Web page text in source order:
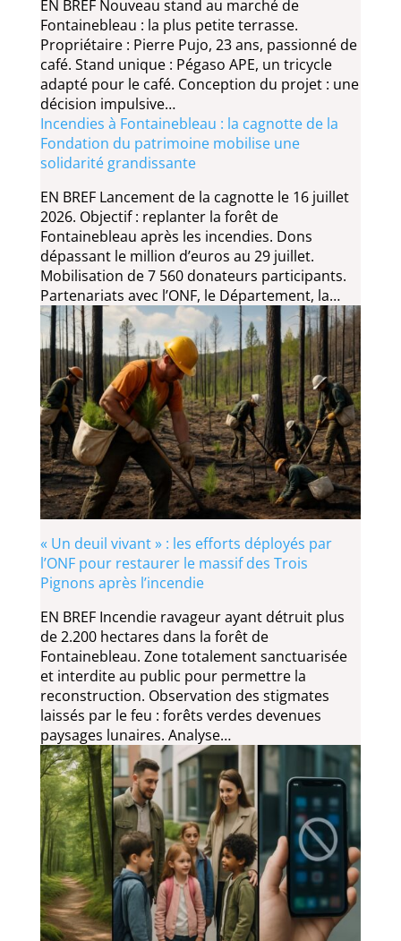
EN BREF Nouveau stand au marché de
Fontainebleau : la plus petite terrasse.
Propriétaire : Pierre Pujo, 23 ans, passionné de
café. Stand unique : Pégaso APE, un tricycle
adapté pour le café. Conception du projet : une
décision impulsive…
Incendies à Fontainebleau : la cagnotte de la
Fondation du patrimoine mobilise une
solidarité grandissante
EN BREF Lancement de la cagnotte le 16 juillet
2026. Objectif : replanter la forêt de
Fontainebleau après les incendies. Dons
dépassant le million d’euros au 29 juillet.
Mobilisation de 7 560 donateurs participants.
Partenariats avec l’ONF, le Département, la…
« Un deuil vivant » : les efforts déployés par
l’ONF pour restaurer le massif des Trois
Pignons après l’incendie
EN BREF Incendie ravageur ayant détruit plus
de 2.200 hectares dans la forêt de
Fontainebleau. Zone totalement sanctuarisée
et interdite au public pour permettre la
reconstruction. Observation des stigmates
laissés par le feu : forêts verdes devenues
paysages lunaires. Analyse…